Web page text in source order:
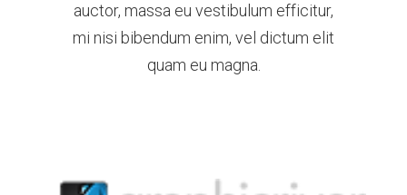
auctor, massa eu vestibulum efficitur,
mi nisi bibendum enim, vel dictum elit
quam eu magna.